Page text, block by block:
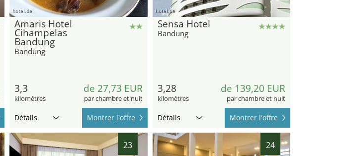
hotel.de
Amaris Hotel
Cihampelas
Bandung
Bandung
3,3
kilomètres
de 27,73 EUR
par chambre et nuit
Détails Montrer l'offre
hotel.de
Sensa Hotel
Bandung
3,28
kilomètres
de 139,20 EUR
par chambre et nuit
Détails Montrer l'offre
23 24